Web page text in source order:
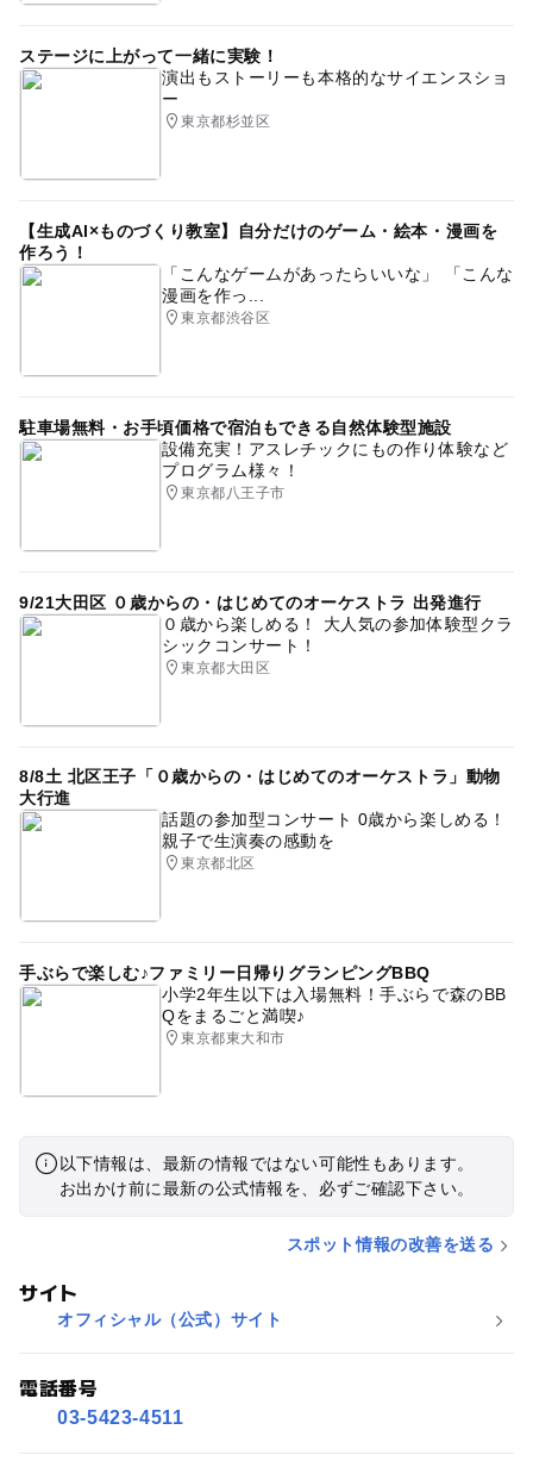
ステージに上がって一緒に実験！
演出もストーリーも本格的なサイエンスショ
ー
東京都杉並区
【生成AI×ものづくり教室】自分だけのゲーム・絵本・漫画を
作ろう！
「こんなゲームがあったらいいな」 「こんな
漫画を作っ...
東京都渋谷区
駐車場無料・お手頃価格で宿泊もできる自然体験型施設
設備充実！アスレチックにもの作り体験など
プログラム様々！
東京都八王子市
9/21大田区 ０歳からの・はじめてのオーケストラ 出発進行
０歳から楽しめる！ 大人気の参加体験型クラ
シックコンサート！
東京都大田区
8/8土 北区王子「０歳からの・はじめてのオーケストラ」動物
大行進
話題の参加型コンサート 0歳から楽しめる！
親子で生演奏の感動を
東京都北区
手ぶらで楽しむ♪ファミリー日帰りグランピングBBQ
小学2年生以下は入場無料！手ぶらで森のBB
Qをまるごと満喫♪
東京都東大和市
以下情報は、最新の情報ではない可能性もあります。
お出かけ前に最新の公式情報を、必ずご確認下さい。
スポット情報の改善を送る
サイト
オフィシャル（公式）サイト
電話番号
03-5423-4511